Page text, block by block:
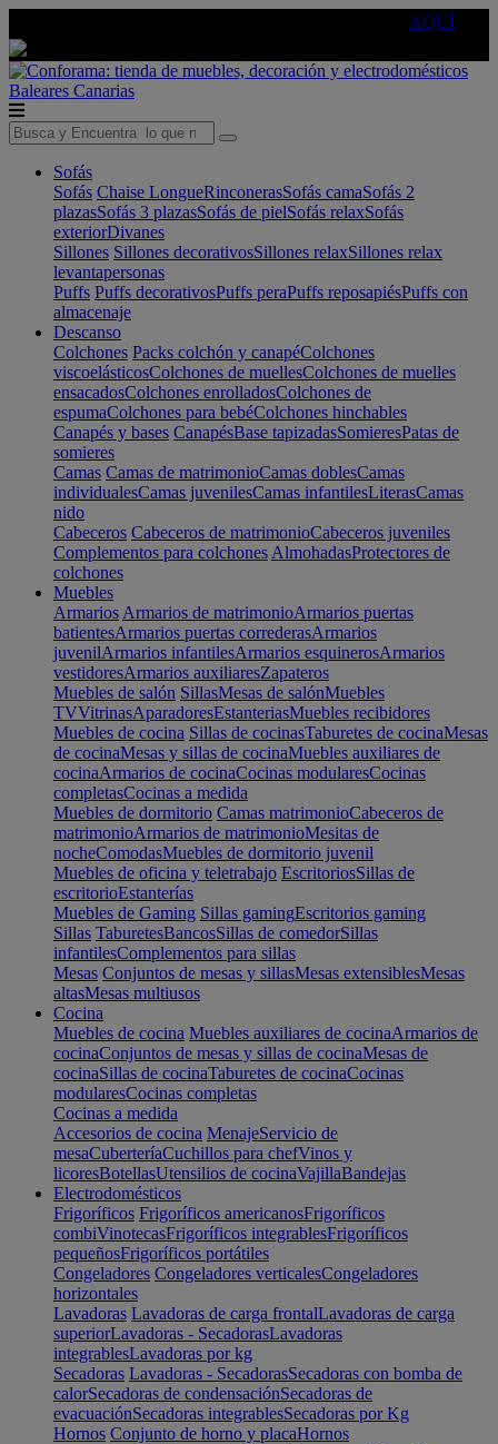
AQUÍ
Baleares Canarias
Sofás
Sofás Chaise LongueRinconerasSofás camaSofás 2
plazasSofás 3 plazasSofás de pielSofás relaxSofás
exteriorDivanes
Sillones Sillones decorativosSillones relaxSillones relax
levantapersonas
Puffs Puffs decorativosPuffs peraPuffs reposapiésPuffs con
almacenaje
Descanso
Colchones Packs colchón y canapéColchones
viscoelásticosColchones de muellesColchones de muelles
ensacadosColchones enrolladosColchones de
espumaColchones para bebéColchones hinchables
Canapés y bases CanapésBase tapizadasSomieresPatas de
somieres
Camas Camas de matrimonioCamas doblesCamas
individualesCamas juvenilesCamas infantilesLiterasCamas
nido
Cabeceros Cabeceros de matrimonioCabeceros juveniles
Complementos para colchones AlmohadasProtectores de
colchones
Muebles
Armarios Armarios de matrimonioArmarios puertas
batientesArmarios puertas correderasArmarios
juvenilArmarios infantilesArmarios esquinerosArmarios
vestidoresArmarios auxiliaresZapateros
Muebles de salón SillasMesas de salónMuebles
TVVitrinasAparadoresEstanteriasMuebles recibidores
Muebles de cocina Sillas de cocinasTaburetes de cocinaMesas
de cocinaMesas y sillas de cocinaMuebles auxiliares de
cocinaArmarios de cocinaCocinas modularesCocinas
completasCocinas a medida
Muebles de dormitorio Camas matrimonioCabeceros de
matrimonioArmarios de matrimonioMesitas de
nocheComodasMuebles de dormitorio juvenil
Muebles de oficina y teletrabajo EscritoriosSillas de
escritorioEstanterías
Muebles de Gaming Sillas gamingEscritorios gaming
Sillas TaburetesBancosSillas de comedorSillas
infantilesComplementos para sillas
Mesas Conjuntos de mesas y sillasMesas extensiblesMesas
altasMesas multiusos
Cocina
Muebles de cocina Muebles auxiliares de cocinaArmarios de
cocinaConjuntos de mesas y sillas de cocinaMesas de
cocinaSillas de cocinaTaburetes de cocinaCocinas
modularesCocinas completas
Cocinas a medida
Accesorios de cocina MenajeServicio de
mesaCuberteríaCuchillos para chefVinos y
licoresBotellasUtensilios de cocinaVajillaBandejas
Electrodomésticos
Frigoríficos Frigoríficos americanosFrigoríficos
combiVinotecasFrigoríficos integrablesFrigoríficos
pequeñosFrigoríficos portátiles
Congeladores Congeladores verticalesCongeladores
horizontales
Lavadoras Lavadoras de carga frontalLavadoras de carga
superiorLavadoras - SecadorasLavadoras
integrablesLavadoras por kg
Secadoras Lavadoras - SecadorasSecadoras con bomba de
calorSecadoras de condensaciónSecadoras de
evacuaciónSecadoras integrablesSecadoras por Kg
Hornos Conjunto de horno y placaHornos